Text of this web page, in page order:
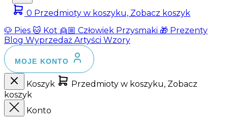
0 Przedmioty w koszyku, Zobacz koszyk
🐶 Pies 🐱 Kot 👱🏼 Człowiek Przysmaki 🎁 Prezenty
Blog Wyprzedaż Artyści Wzory
MOJE KONTO
Koszyk
Przedmioty w koszyku, Zobacz
koszyk
Konto